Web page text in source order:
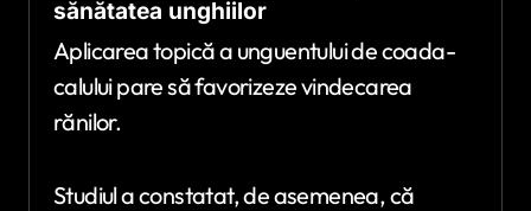
sănătatea unghiilor
Aplicarea topică a unguentului de coada-
calului pare să favorizeze vindecarea
rănilor.
Studiul a constatat, de asemenea, că